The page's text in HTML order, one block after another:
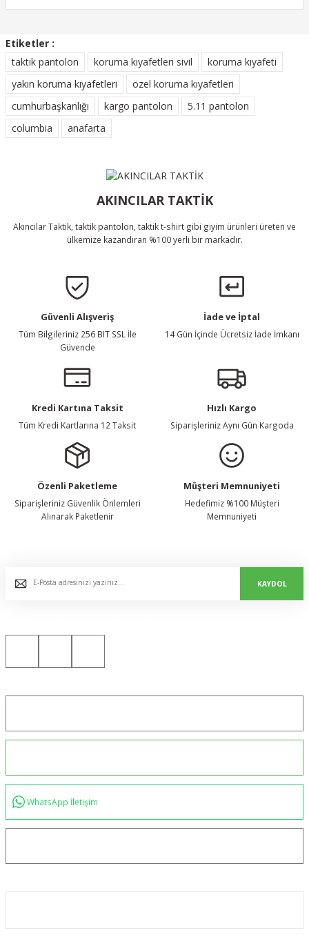
Ürün bilgilerinde hatalar bulunuyor.
Ürün fiyatı diğer sitelerden daha pahalı.
Bu ürüne benzer farklı alternatifler olmalı.
Gönder
Ürün Bulunamadı.
Etiketler :
taktik pantolon
koruma kıyafetleri sivil
koruma kıyafeti
yakın koruma kıyafetleri
özel koruma kıyafetleri
cumhurbaşkanlığı
kargo pantolon
5.11 pantolon
columbia
anafarta
AKINCILAR TAKTİK
Akıncılar Taktik, taktik pantolon, taktik t-shirt gibi giyim ürünleri üreten ve
ülkemize kazandıran %100 yerli bir markadır.
Güvenli Alışveriş
Tüm Bilgileriniz 256 BIT SSL İle
Güvende
İade ve İptal
14 Gün İçinde Ücretsiz İade İmkanı
Kredi Kartına Taksit
Tüm Kredi Kartlarına 12 Taksit
Hızlı Kargo
Siparişleriniz Aynı Gün Kargoda
Özenli Paketleme
Siparişleriniz Güvenlik Önlemleri
Alınarak Paketlenir
Müşteri Memnuniyeti
Hedefimiz %100 Müşteri
Memnuniyeti
KAYDOL
WhatsApp İletişim